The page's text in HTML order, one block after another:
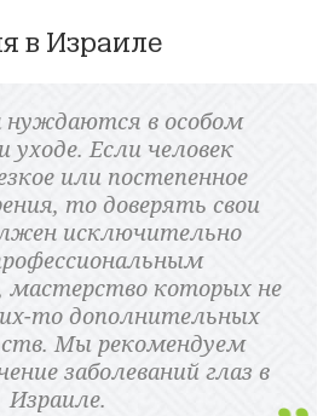
в Израиле
нуждаются в особом
уходе. Если человек
или постепенное
то доверять свои
исключительно
мастерство которых не
то дополнительных
Мы рекомендуем
заболеваний глаз в
Израиле.